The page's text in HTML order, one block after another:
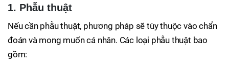
1. Phẫu thuật
Nếu cần phẫu thuật, phương pháp sẽ tùy thuộc vào chẩn
đoán và mong muốn cá nhân. Các loại phẫu thuật bao
gồm: